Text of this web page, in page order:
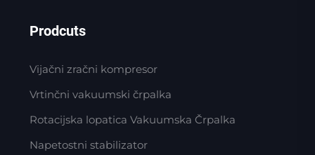
Prodcuts
Vijačni zračni kompresor
Vrtinčni vakuumski črpalka
Rotacijska lopatica Vakuumska Črpalka
Napetostni stabilizator